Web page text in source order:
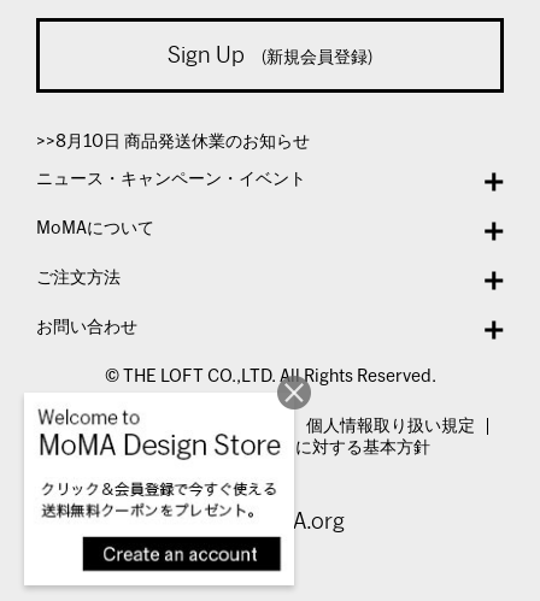
Sign Up (新規会員登録)
>>8月10日 商品発送休業のお知らせ
ニュース・キャンペーン・イベント
MoMAについて
ご注文方法
お問い合わせ
© THE LOFT CO.,LTD. All Rights Reserved.
特定商取引法表示
個人情報取り扱い規定
カスタマーハラスメントに対する基本方針
Visit MoMA.org